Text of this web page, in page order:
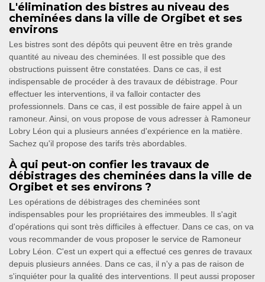
L'élimination des bistres au niveau des
cheminées dans la ville de Orgibet et ses
environs
Les bistres sont des dépôts qui peuvent être en très grande
quantité au niveau des cheminées. Il est possible que des
obstructions puissent être constatées. Dans ce cas, il est
indispensable de procéder à des travaux de débistrage. Pour
effectuer les interventions, il va falloir contacter des
professionnels. Dans ce cas, il est possible de faire appel à un
ramoneur. Ainsi, on vous propose de vous adresser à Ramoneur
Lobry Léon qui a plusieurs années d'expérience en la matière.
Sachez qu'il propose des tarifs très abordables.
À qui peut-on confier les travaux de
débistrages des cheminées dans la ville de
Orgibet et ses environs ?
Les opérations de débistrages des cheminées sont
indispensables pour les propriétaires des immeubles. Il s'agit
d'opérations qui sont très difficiles à effectuer. Dans ce cas, on va
vous recommander de vous proposer le service de Ramoneur
Lobry Léon. C'est un expert qui a effectué ces genres de travaux
depuis plusieurs années. Dans ce cas, il n'y a pas de raison de
s'inquiéter pour la qualité des interventions. Il peut aussi proposer